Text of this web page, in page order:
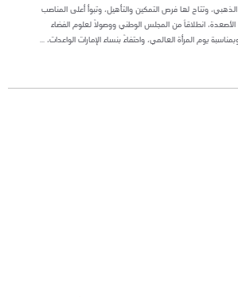
الذهبي، وتتاح لها فرص التمكين والتأهيل، وتبوأ أعلى المناصب
انطلاقاً من المجلس الوطني ووصولاً لعلوم الفضاء
يوم المرأة العالمي، واحتفاءً بنساء الإمارات الواعدات، ...